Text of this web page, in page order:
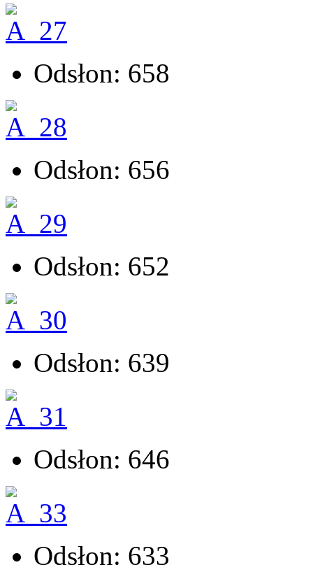
Odsłon: 658
Odsłon: 656
Odsłon: 652
Odsłon: 639
Odsłon: 646
Odsłon: 633